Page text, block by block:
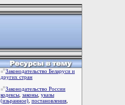
Законодательство Беларуси и
других стран
Законодательство России
кодексы законы указы
(изьранное) постановления